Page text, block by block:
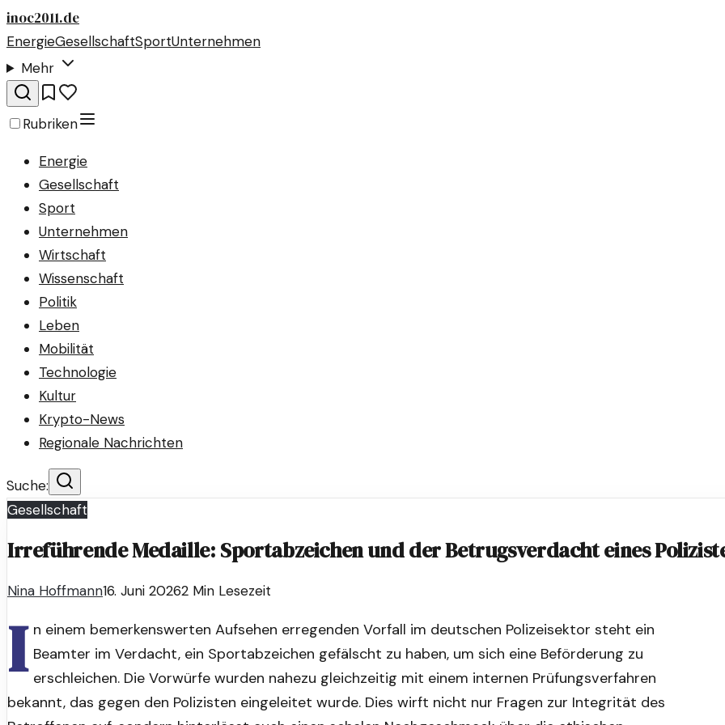
inoc2011.de
EnergieGesellschaftSportUnternehmen
Mehr
Rubriken
Energie
Gesellschaft
Sport
Unternehmen
Wirtschaft
Wissenschaft
Politik
Leben
Mobilität
Technologie
Kultur
Krypto-News
Regionale Nachrichten
Suche:
Gesellschaft
Irreführende Medaille: Sportabzeichen und der Betrugsverdacht eines
Nina Hoffmann16. Juni 20262 Min Lesezeit
I n einem bemerkenswerten Aufsehen erregenden Vorfall im deutschen Polizeisektor steht ein
Beamter im Verdacht, ein Sportabzeichen gefälscht zu haben, um sich eine Beförderung zu
erschleichen. Die Vorwürfe wurden nahezu gleichzeitig mit einem internen Prüfungsverfahren
bekannt, das gegen den Polizisten eingeleitet wurde. Dies wirft nicht nur Fragen zur Integrität des